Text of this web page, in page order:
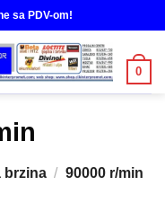
sa PDV-om!
0
brzina / 90000 r/min